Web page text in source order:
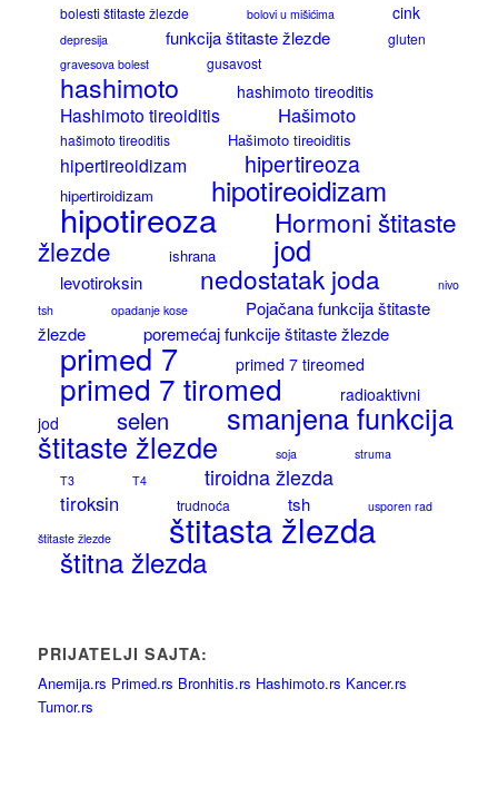
bolesti štitaste žlezde bolovi u mišićima cink
depresija funkcija štitaste žlezde gluten
gravesova bolest gusavost
hashimoto hashimoto tireoditis
Hashimoto tireoiditis Hašimoto
hašimoto tireoditis Hašimoto tireoiditis
hipertireoidizam hipertireoza
hipertiroidizam hipotireoidizam
hipotireoza
Hormoni štitaste
žlezde
ishrana jod
levotiroksin nedostatak joda
nivo
tsh
opadanje kose
Pojačana funkcija štitaste
žlezde
poremećaj funkcije štitaste žlezde
primed 7 primed 7 tireomed
primed 7 tiromed
radioaktivni
jod
selen smanjena funkcija
štitaste žlezde soja
struma
T3
T4 tiroidna žlezda
tiroksin trudnoća tsh
usporen rad
štitaste žlezde
štitasta žlezda
štitna žlezda
PRIJATELJI SAJTA:
Anemija.rs Primed.rs Bronhitis.rs Hashimoto.rs Kancer.rs
Tumor.rs